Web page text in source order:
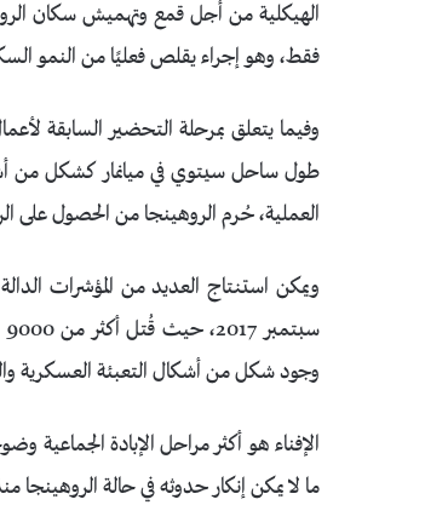
الهيكلية من أجل قمع وتهميش سكان
فقط، وهو إجراء يقلص فعليًا من النمو
طول ساحل سيتوي في ميانمار كشكل من
العملية، حُرم الروهينجا من الحصول على
وجود شكل من أشكال التعبئة العسكرية
الإفناء هو أكثر مراحل الإبادة الجماعية
ما لا يمكن إنكار حدوثه في حالة الروهينجا